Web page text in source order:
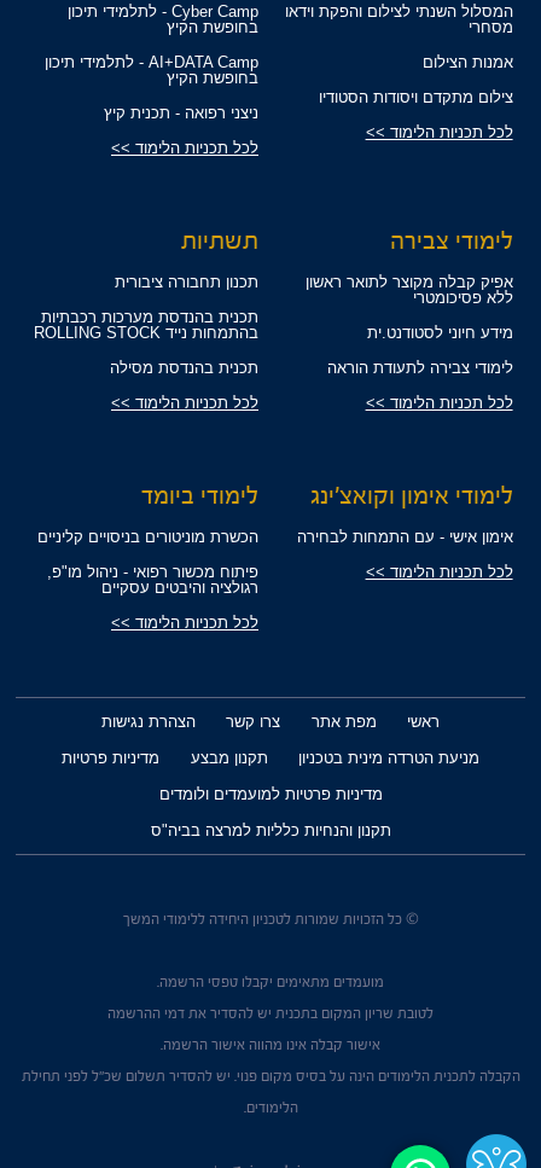
המסלול השנתי לצילום והפקת וידאו
מסחרי
אמנות הצילום
צילום מתקדם ויסודות הסטודיו
לכל תכניות הלימוד >>
Cyber Camp - לתלמידי תיכון
בחופשת הקיץ
AI+DATA Camp - לתלמידי תיכון
בחופשת הקיץ
ניצני רפואה - תכנית קיץ
לכל תכניות הלימוד >>
לימודי צבירה
אפיק קבלה מקוצר לתואר ראשון
ללא פסיכומטרי
מידע חיוני לסטודנט.ית
לימודי צבירה לתעודת הוראה
לכל תכניות הלימוד >>
תשתיות
תכנון תחבורה ציבורית
תכנית בהנדסת מערכות רכבתיות
בהתמחות נייד ROLLING STOCK
תכנית בהנדסת מסילה
לכל תכניות הלימוד >>
לימודי אימון וקואצ'ינג
אימון אישי - עם התמחות לבחירה
לכל תכניות הלימוד >>
לימודי ביומד
הכשרת מוניטורים בניסויים קליניים
פיתוח מכשור רפואי - ניהול מו"פ,
רגולציה והיבטים עסקיים
לכל תכניות הלימוד >>
ראשי מפת אתר צרו קשר
הצהרת נגישות
מניעת הטרדה מינית בטכניון
תקנון מבצע
מדיניות פרטיות
מדיניות פרטיות למועמדים ולומדים
תקנון והנחיות כלליות למרצה בביה"ס
© כל הזכויות שמורות לטכניון היחידה ללימודי המשך
מועמדים מתאימים יקבלו טפסי הרשמה.
לטובת שריון המקום בתכנית יש להסדיר את דמי ההרשמה
אישור קבלה אינו מהווה אישור הרשמה.
הקבלה לתכנית הלימודים הינה על בסיס מקום פנוי. יש להסדיר תשלום שכ"ל לפני תחילת
הלימודים.